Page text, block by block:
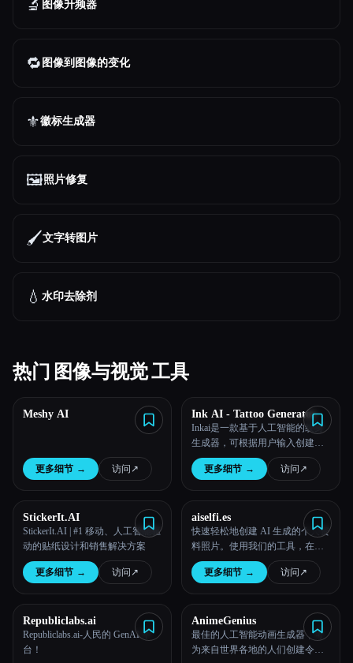
🔬 图像升频器
🔁 图像到图像的变化
⚜️徽标生成器
🖼️照片修复
🖌️文字转图片
💧 水印去除剂
热门 图像与视觉 工具
Meshy AI
更多细节 → 访问 ↗︎
Ink AI - Tattoo Generator
Inkai是一款基于人工智能的纹身
生成器，可根据用户输入创建个
性化的纹身设计。
更多细节 → 访问 ↗︎
StickerIt.AI
StickerIt.AI | #1 移动、人工智能驱
动的贴纸设计和销售解决方案
更多细节 → 访问 ↗︎
aiselfi.es
快速轻松地创建 AI 生成的个人资
料照片。使用我们的工具，在几
分钟内创建免费的个性化AI头
像。试试看 → aiselfi.es
更多细节 → 访问 ↗︎
Republiclabs.ai
Republiclabs.ai-人民的 GenAI 平
台！
AnimeGenius
最佳的人工智能动画生成器，可
为来自世界各地的人们创建令人